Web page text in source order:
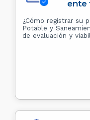
ente
¿Cómo registrar su
Potable y
de evaluación y